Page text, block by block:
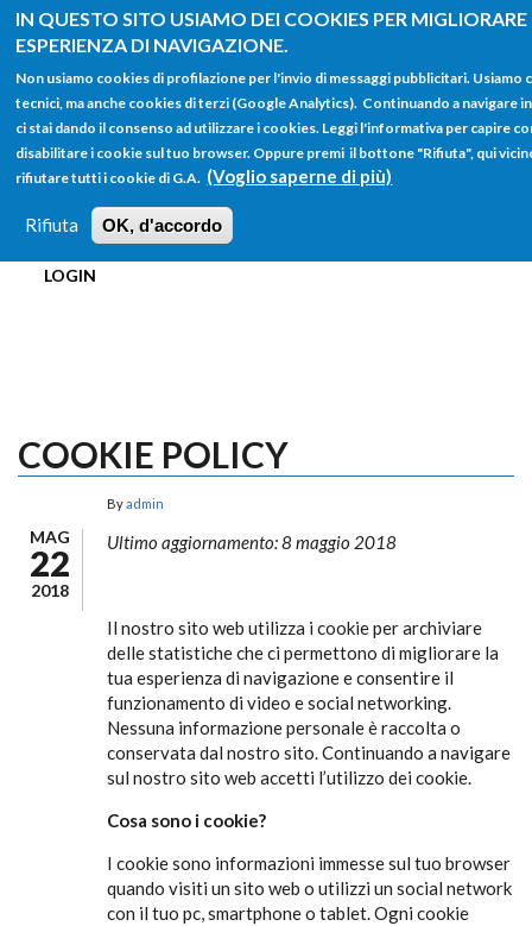
IN QUESTO SITO USIAMO DEI COOKIES PER
ESPERIENZA DI NAVIGAZIONE.
Non usiamo cookies di profilazione per l'invio di messaggi pubblicitari. Usiamo
tecnici, ma anche cookies di terzi (Google Analytics). Continuando a navigare
ci stai dando il consenso ad utilizzare i cookies. Leggi l'informativa per capire
disabilitare i cookie sul tuo browser. Oppure premi il bottone "Rifiuta", qui
rifiutare tutti i cookie di G.A. (Voglio saperne di più)
Rifiuta OK, d'accordo
Salta al contenuto principale
FORM
DI
RICERCA
Main menu
HOME TUTTI I PROFILI
LOGIN
COOKIE POLICY
MAG
22
2018
Byadmin
Ultimo aggiornamento: 8 maggio 2018
Il nostro sito web utilizza i cookie per archiviare
delle statistiche che ci permettono di migliorare la
tua esperienza di navigazione e consentire il
funzionamento di video e social networking.
Nessuna informazione personale è raccolta o
conservata dal nostro sito. Continuando a navigare
sul nostro sito web accetti l’utilizzo dei cookie.
Cosa sono i cookie?
I cookie sono informazioni immesse sul tuo browser
quando visiti un sito web o utilizzi un social network
con il tuo pc, smartphone o tablet. Ogni cookie